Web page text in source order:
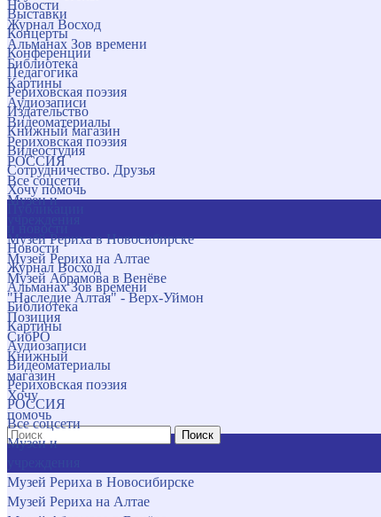
Новости
Журнал Восход
Альманах Зов времени
Библиотека
Картины
Аудиозаписи
Видеоматериалы
Рериховская поэзия
РОССИЯ
Все соцсети
Музеи и
Музей Рериха в Новосибирске
Музей Рериха на Алтае
Музей Абрамова в Венёве
"Наследие Алтая" - Верх-Уймон
Позиция
СибРО
Книжный
магазин
Хочу
помочь
Поиск
Выставки
Концерты
Конференции
Педагогика
Рериховская поэзия
Издательство
Книжный магазин
Видеостудия
Сотрудничество. Друзья
Хочу помочь
Новости
Журнал Восход
Альманах Зов времени
Библиотека
Картины
Аудиозаписи
Видеоматериалы
Рериховская поэзия
РОССИЯ
Все соцсети
Музеи и
Музей Рериха в Новосибирске
Музей Рериха на Алтае